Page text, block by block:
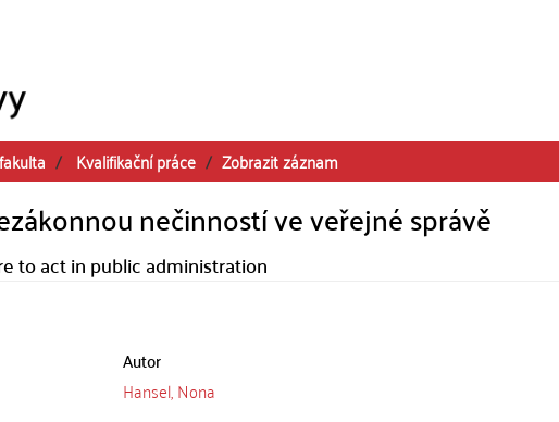
Kvalifikační práce Zobrazit záznam
nečinností ve veřejné správě
to act in public administration
Autor
Hansel, Nona